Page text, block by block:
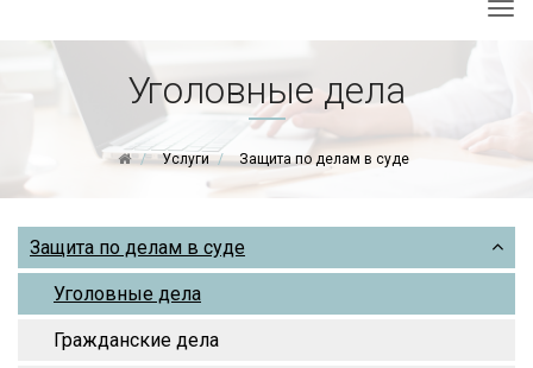
Уголовные дела
Услуги Защита по делам в суде
Защита по делам в суде
Уголовные дела
Гражданские дела